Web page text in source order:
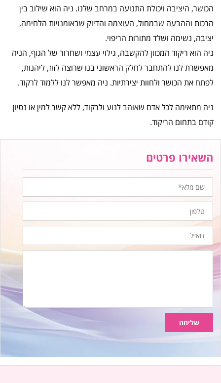
הכושר, היציבה ויכולת התנועה במרחב שלנו. ניה הוא שילוב בין
הרכות וההבעה שבמחול, העוצמה והדיוק שבאומנויות הלחימה,
יציבה, נשימה ושלד מתורות הריפוי.
ניה הוא ריקוד המכוון להקשבה, גילוי עצמי ושחרור של הגוף, הניה
מאפשרת לנו להתחבר לחלק הראשוני בנו שרוצה לזוז, ליהנות,
לפתח את הכושר ולחוות יצירתיות. ניה מאפשר לנו ללמוד לרקוד.
ניה מתאימה לכל אדם שאוהב לנוע ולרקוד, ללא קשר למין או נסיון
קודם בתחום הריקוד.
השאירו פרטים
שם
מלא
טלפון
דוא״ל
הודעה
שליחה